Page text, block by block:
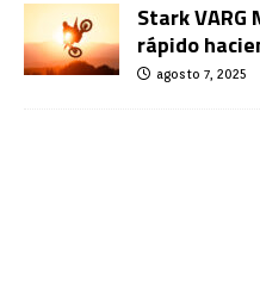
Stark VARG
rápido
agosto 7, 2025